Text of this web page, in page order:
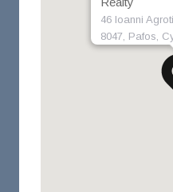
46 Ioanni
8047, Pafos,